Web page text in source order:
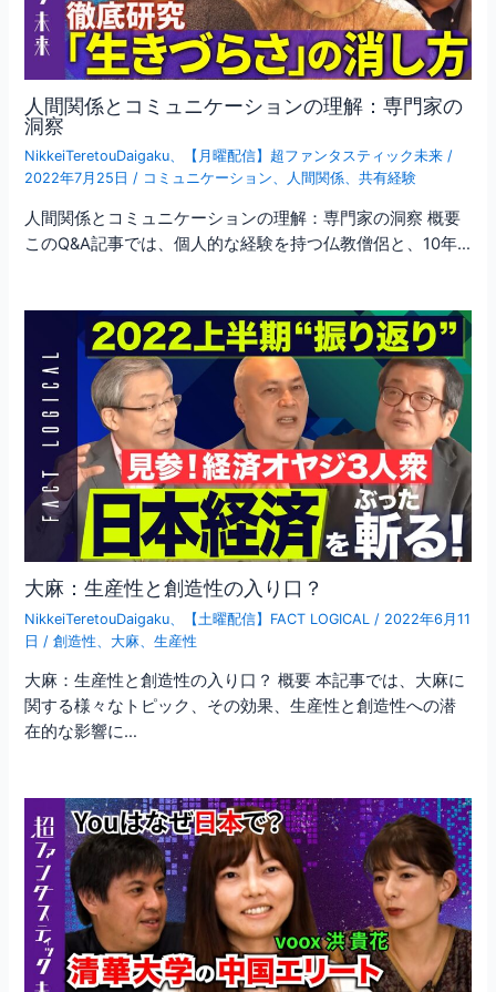
人間関係とコミュニケーションの理解：専門家の
洞察
NikkeiTeretouDaigaku、 【月曜配信】超ファンタスティック未来 /
2022年7月25日 / コミュニケーション、 人間関係、共有経験
人間関係とコミュニケーションの理解：専門家の洞察 概要
このQ&A記事では、個人的な経験を持つ仏教僧侶と、10年…
大麻：生産性と創造性の入り口？
NikkeiTeretouDaigaku 【土曜配信】FACT LOGICAL / 2022年6月11
日 /創造性 大麻 、生産性
大麻：生産性と創造性の入り口？ 概要 本記事では、大麻に
関する様々なトピック、その効果、生産性と創造性への潜
在的な影響に…